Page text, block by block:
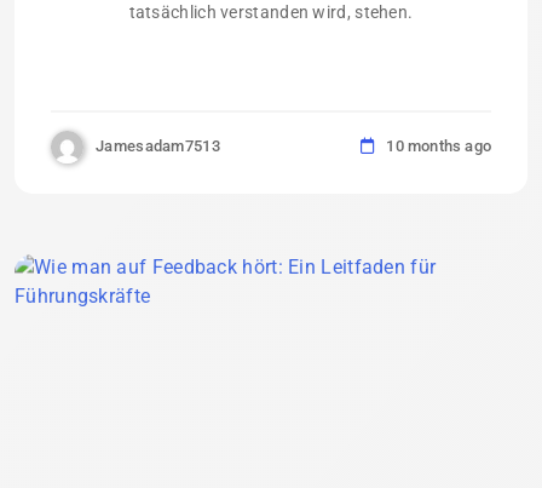
tatsächlich verstanden wird, stehen.
Jamesadam7513 10 months ago